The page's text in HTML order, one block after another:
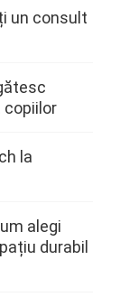
un consult
copiilor
la
alegi
durabil